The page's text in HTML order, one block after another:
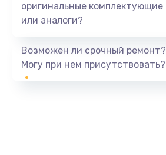
оригинальные комплектующие
или аналоги?
Возможен ли срочный ремонт?
Могу при нем присутствовать?